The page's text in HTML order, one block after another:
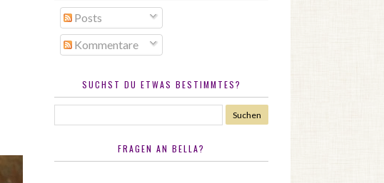
Posts
Kommentare
SUCHST DU ETWAS BESTIMMTES?
FRAGEN AN BELLA?